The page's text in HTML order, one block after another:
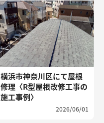
横浜市神奈川区にて屋根
修理〈R型屋根改修工事の
施工事例〉
2026/06/01